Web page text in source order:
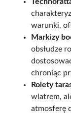
warunki,
Markizy
obsłudze
chroniąc
Rolety
wiatrem,
atmosferę